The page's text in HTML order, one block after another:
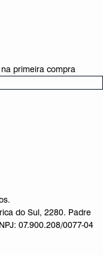
primeira compra
do Sul, 2280. Padre
07.900.208/0077-04